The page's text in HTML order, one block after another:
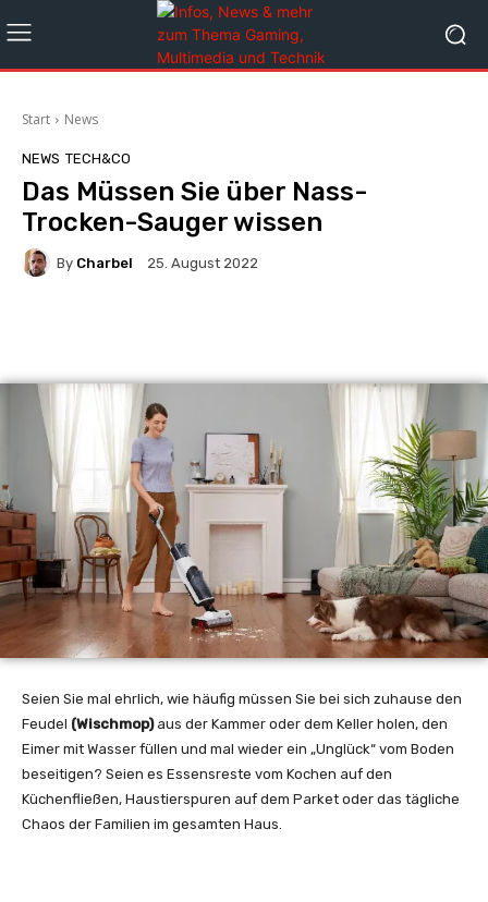
Start News
NEWS TECH&CO
Das Müssen Sie über Nass-
Trocken-Sauger wissen
By Charbel 25. August 2022
Seien Sie mal ehrlich, wie häufig müssen Sie bei sich zuhause den
Feudel (Wischmop)aus der Kammer oder dem Keller holen, den
Eimer mit Wasser füllen und mal wieder ein „Unglück“ vom Boden
beseitigen? Seien es Essensreste vom Kochen auf den
Küchenfließen, Haustierspuren auf dem Parket oder das tägliche
Chaos der Familien im gesamten Haus.